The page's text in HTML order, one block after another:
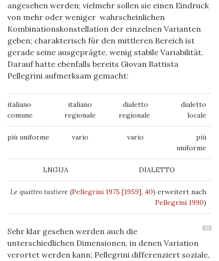
angesehen werden; vielmehr sollen sie einen Eindruck
von mehr oder weniger wahrscheinlichen
Kombinationskonstellation der einzelnen Varianten
geben; charakterisch für den mittleren Bereich ist
gerade seine ausgeprägte, wenig stabile Variabilität.
Darauf hatte ebenfalls bereits Giovan Battista
Pellegrini aufmerksam gemacht:
italiano
comune
italiano
regionale
dialetto
regionale
dialetto
locale
più uniforme vario vario
più
uniforme
LNGUA DIALETTO
Le quattro tastiere (Pellegrini 1975 [1959], 40) erweitert nach
Pellegrini 1990)
10
Sehr klar gesehen werden auch die
unterschiedlichen Dimensionen, in denen Variation
verortet werden kann; Pellegrini differenziert soziale,